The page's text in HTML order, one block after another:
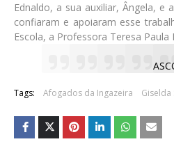
Ednaldo, a sua auxiliar, Ângela, e
confiaram e apoiaram esse
Escola, a Professora Teresa Paula
Tags: Afogados da Ingazeira Giselda